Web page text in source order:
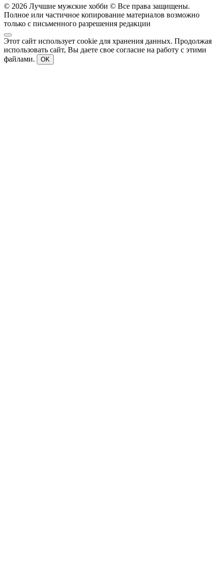
© 2026 Лучшие мужские хобби © Все права защищены.
Полное или частичное копирование материалов возможно
только с письменного разрешения редакции
Этот сайт использует cookie для хранения данных. Продолжая
использовать сайт, Вы даете свое согласие на работу с этими
файлами.
OK